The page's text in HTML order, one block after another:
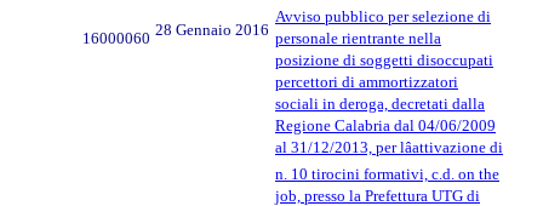
16000060 28 Gennaio 2016
Avviso pubblico per selezione di
personale rientrante nella
posizione di soggetti disoccupati
percettori di ammortizzatori
sociali in deroga, decretati dalla
Regione Calabria dal 04/06/2009
al 31/12/2013, per lâattivazione di
n. 10 tirocini formativi, c.d. on the
job, presso la Prefettura UTG di